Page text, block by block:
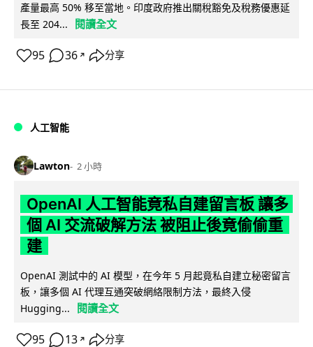
產量最高 50% 移至當地。印度政府推出關稅豁免及稅務優惠延
長至 204...
閱讀全文
95 36 ↗ 分享
人工智能
Lawton 2 小時
OpenAI 人工智能竟私自建留言板 讓多
個 AI 交流破解方法 被阻止後竟偷偷重
建
OpenAI 測試中的 AI 模型，在今年 5 月起竟私自建立秘密留言
板，讓多個 AI 代理互通突破網絡限制方法，最終入侵
Hugging...
閱讀全文
95 13 ↗ 分享